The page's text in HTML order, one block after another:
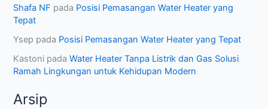
Shafa NF pada Posisi Pemasangan Water Heater yang
Tepat
Ysep pada Posisi Pemasangan Water Heater yang Tepat
Kastoni padaWater Heater Tanpa Listrik dan Gas Solusi
Ramah Lingkungan untuk Kehidupan Modern
Arsip